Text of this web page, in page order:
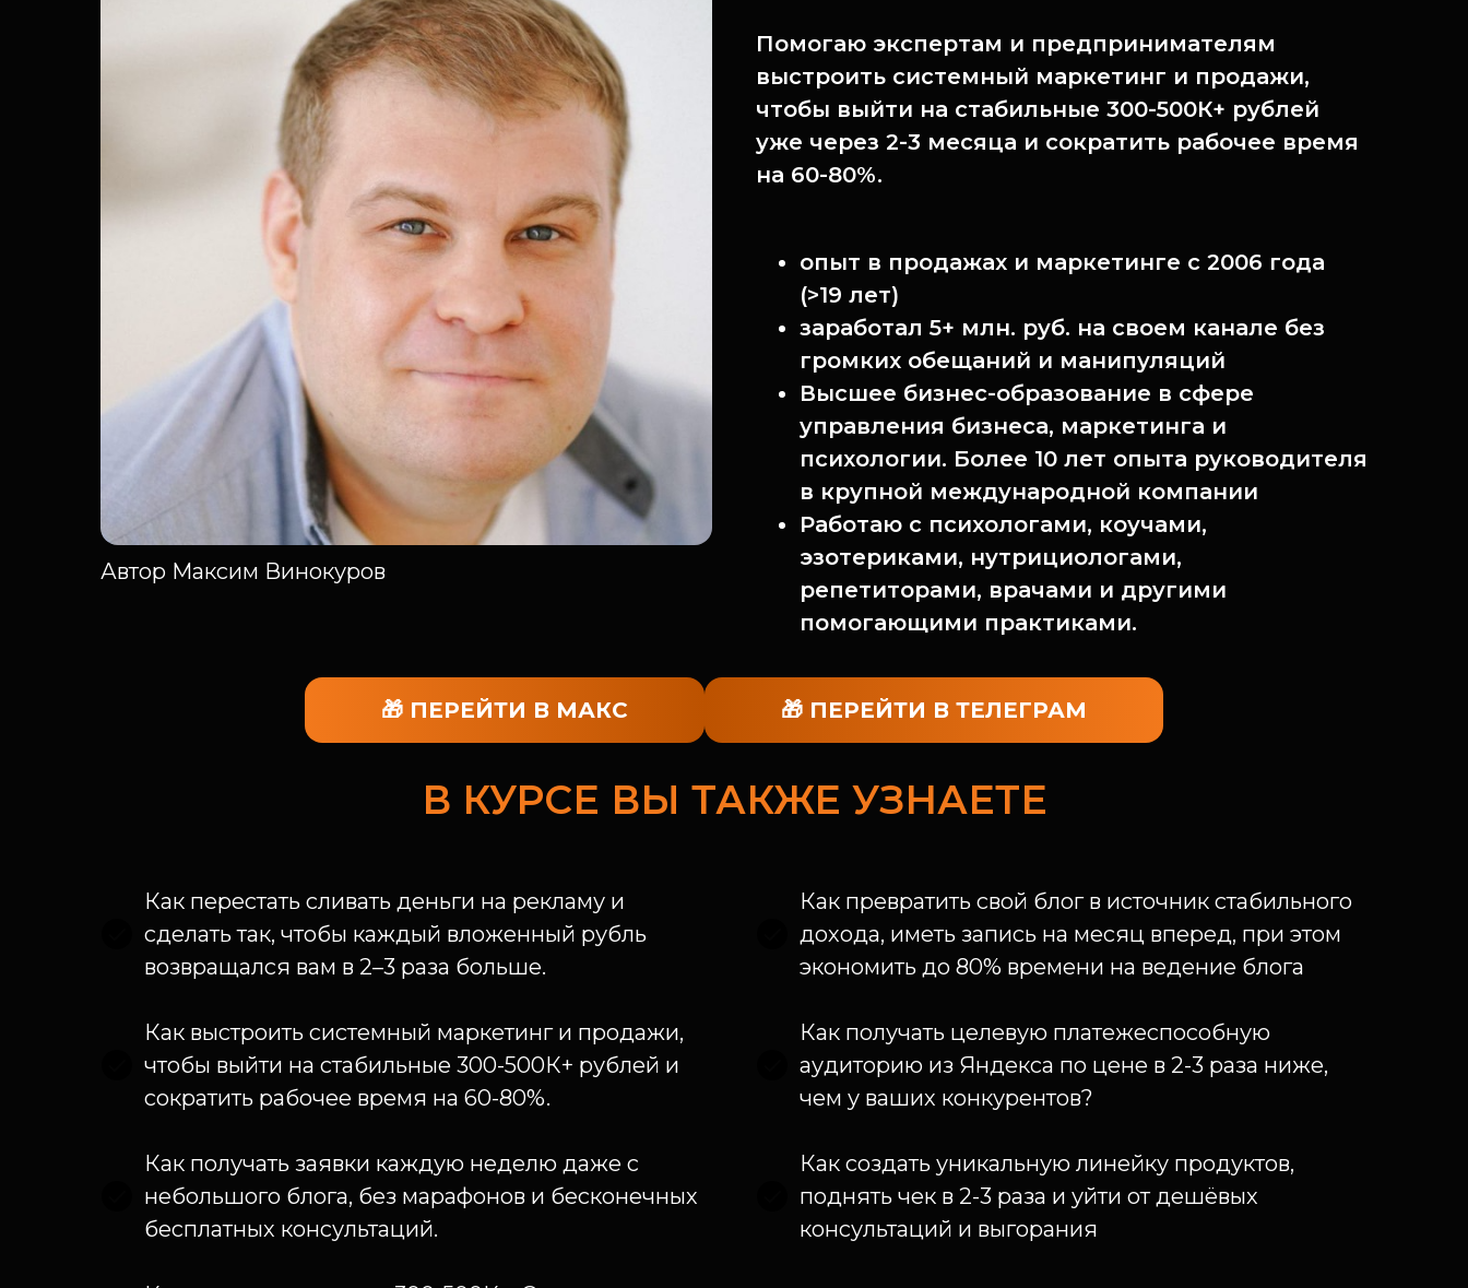
Автор Максим Винокуров
Помогаю экспертам и предпринимателям
выстроить системный маркетинг и продажи,
чтобы выйти на стабильные 300-500К+ рублей
уже через 2-3 месяца и сократить рабочее время
на 60-80%.
опыт в продажах и маркетинге с 2006 года
(>19 лет)
заработал 5+ млн. руб. на своем канале без
громких обещаний и манипуляций
Высшее бизнес-образование в сфере
управления бизнеса, маркетинга и
психологии. Более 10 лет опыта руководителя
в крупной международной компании
Работаю с психологами, коучами,
эзотериками, нутрициологами,
репетиторами, врачами и другими
помогающими практиками.
🎁 ПЕРЕЙТИ В МАКС 🎁 ПЕРЕЙТИ В ТЕЛЕГРАМ
В КУРСЕ ВЫ ТАКЖЕ УЗНАЕТЕ
Как перестать сливать деньги на рекламу и
сделать так, чтобы каждый вложенный рубль
возвращался вам в 2–3 раза больше.
Как превратить свой блог в источник стабильного
дохода, иметь запись на месяц вперед, при этом
экономить до 80% времени на ведение блога
Как выстроить системный маркетинг и продажи,
чтобы выйти на стабильные 300-500К+ рублей и
сократить рабочее время на 60-80%.
Как получать целевую платежеспособную
аудиторию из Яндекса по цене в 2-3 раза ниже,
чем у ваших конкурентов?
Как получать заявки каждую неделю даже с
небольшого блога, без марафонов и бесконечных
бесплатных консультаций.
Как создать уникальную линейку продуктов,
поднять чек в 2-3 раза и уйти от дешёвых
консультаций и выгорания